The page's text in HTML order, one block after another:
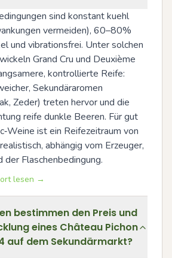
sind konstant kuehl
vermeiden), 60–80%
und vibrationsfrei. Unter solchen
Grand Cru und Deuxième
kontrollierte Reife:
Sekundäraromen
Zeder) treten hervor und die
reife dunkle Beeren. Für gut
ist ein Reifezeitraum von
abhängig vom Erzeuger,
der Flaschenbedingung.
lesen →
bestimmen den Preis und
eines Château Pichon
auf dem Sekundärmarkt?